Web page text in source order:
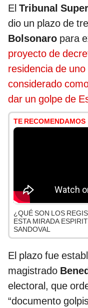
El Tribunal
dio un plazo de
Bolsonaro para
proyecto de
residencia de
considerado
dar un golpe de
TE RECOMENDAMOS
¿QUÉ SON LOS
ESTA MIRADA
SANDOVAL
El plazo fue
magistrado
electoral, que
“documento